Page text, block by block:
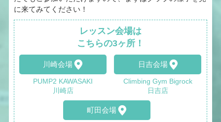
に来てみてください！
レッスン会場は
こちらの3ヶ所！
川崎会場
PUMP2 KAWASAKI
川崎店
日吉会場
Climbing Gym Bigrock
日吉店
町田会場